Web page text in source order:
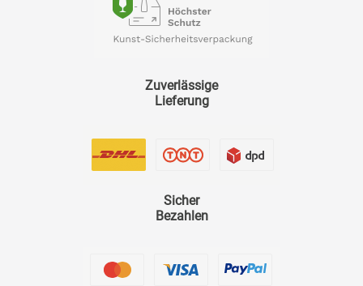
Zuverlässige
Lieferung
Sicher
Bezahlen